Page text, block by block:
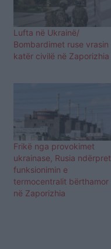
Lufta në Ukrainë/
Bombardimet ruse vrasin
katër civilë në Zaporizhia
Frikë nga provokimet
ukrainase, Rusia ndërpret
funksionimin e
termocentralit bërthamor
në Zaporizhia